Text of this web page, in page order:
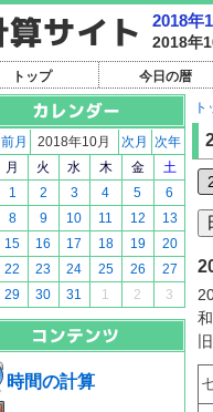
2018年
2018年
トップ 今日の暦
前月 2018年10月 次月
次年
月 火 水 木 金
土
1 2 3 4 5
6
8 9 10 11 12
13
15 16 17 18 19
20
22 23 24 25 26
27
29 30 31 1 2 3
時間の計算